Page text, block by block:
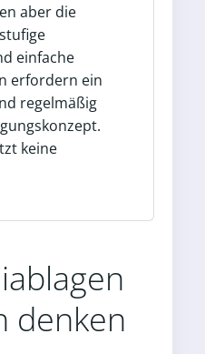
aber die
einfache
erfordern ein
regelmäßig
keine
denken